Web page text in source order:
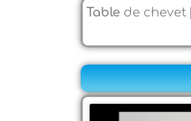
Table de chevet